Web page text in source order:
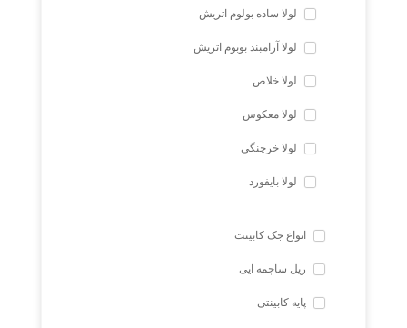
لولا ساده بولوم اتریش
لولا آرامبند بوبوم اتریش
لولا خلاص
لولا معکوس
لولا خرچنگی
لولا بایفورد
انواع جک کابینت
ریل ساچمه ایی
پایه کابینتی